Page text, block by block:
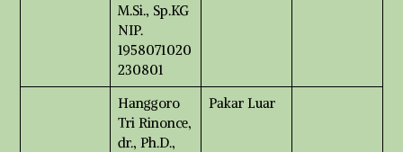
M.Si., Sp.KG
NIP.
1958071020
230801
Hanggoro
Tri Rinonce,
dr., Ph.D.,
Pakar Luar